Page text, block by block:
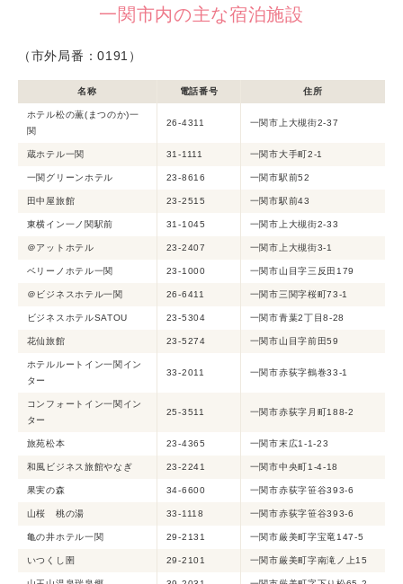
一関市内の主な宿泊施設
（市外局番：0191）
名称 電話番号 住所
ホテル松の薫(まつのか)一
関
26-4311 一関市上大槻街2-37
蔵ホテル一関 31-1111 一関市大手町2-1
一関グリーンホテル 23-8616 一関市駅前52
田中屋旅館 23-2515 一関市駅前43
東横イン一ノ関駅前 31-1045 一関市上大槻街2-33
＠アットホテル 23-2407 一関市上大槻街3-1
ベリーノホテル一関 23-1000 一関市山目字三反田179
＠ビジネスホテル一関 26-6411 一関市三関字桜町73-1
ビジネスホテルSATOU 23-5304 一関市青葉2丁目8-28
花仙旅館 23-5274 一関市山目字前田59
ホテルルートイン一関イン
ター
33-2011 一関市赤荻字鶴巻33-1
コンフォートイン一関イン
ター
25-3511 一関市赤荻字月町188-2
旅苑松本 23-4365 一関市末広1-1-23
和風ビジネス旅館やなぎ 23-2241 一関市中央町1-4-18
果実の森 34-6600 一関市赤荻字笹谷393-6
山桜 桃の湯 33-1118 一関市赤荻字笹谷393-6
亀の井ホテル一関 29-2131 一関市厳美町字宝竜147-5
いつくし圉 29-2101 一関市厳美町字南滝ノ上15